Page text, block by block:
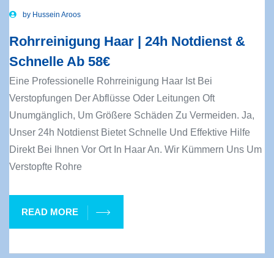
by Hussein Aroos
Rohrreinigung Haar | 24h Notdienst &
Schnelle Ab 58€
Eine Professionelle Rohrreinigung Haar Ist Bei
Verstopfungen Der Abflüsse Oder Leitungen Oft
Unumgänglich, Um Größere Schäden Zu Vermeiden. Ja,
Unser 24h Notdienst Bietet Schnelle Und Effektive Hilfe
Direkt Bei Ihnen Vor Ort In Haar An. Wir Kümmern Uns Um
Verstopfte Rohre
READ MORE